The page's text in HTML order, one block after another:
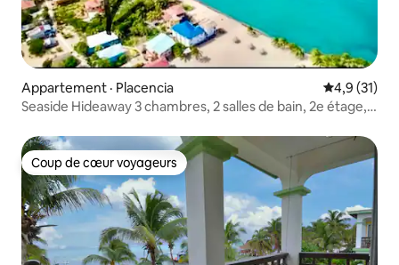
Appartement · Placencia Note
4,9 (31)
Seaside Hideaway 3 chambres, 2 salles de bain, 2e étage,
Coup de cœur voyageurs
Coup de cœur voyageurs